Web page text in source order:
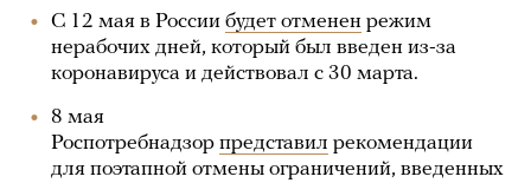
С 12 мая в России будет отменен режим
нерабочих дней, который был введен из-за
коронавируса и действовал с 30 марта.
8 мая
Роспотребнадзор представил рекомендации
для поэтапной отмены ограничений, введенных